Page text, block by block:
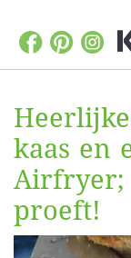
kaas en
Airfryer;
proeft!